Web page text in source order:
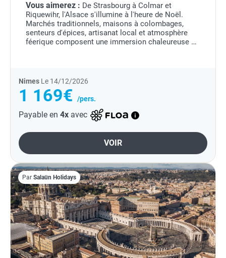
Vous aimerez : De Strasbourg à Colmar et
Riquewihr, l'Alsace s'illumine à l'heure de Noël.
Marchés traditionnels, maisons à colombages,
senteurs d'épices, artisanat local et atmosphère
féerique composent une immersion chaleureuse au
Nimes Le 14/12/2026
1 169€ /pers.
Payable en 4x avec
VOIR
Par Salaün Holidays